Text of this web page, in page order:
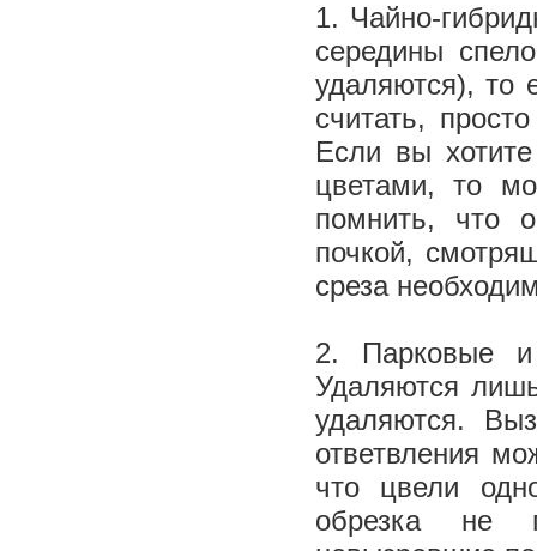
1. Чайно-
середины
удаляются), то
считать,
Если вы
цветами, то
помнить, что
почкой,
среза
2. Парковые
Удаляются
удаляются.
ответвления
что цвели
обрезка не